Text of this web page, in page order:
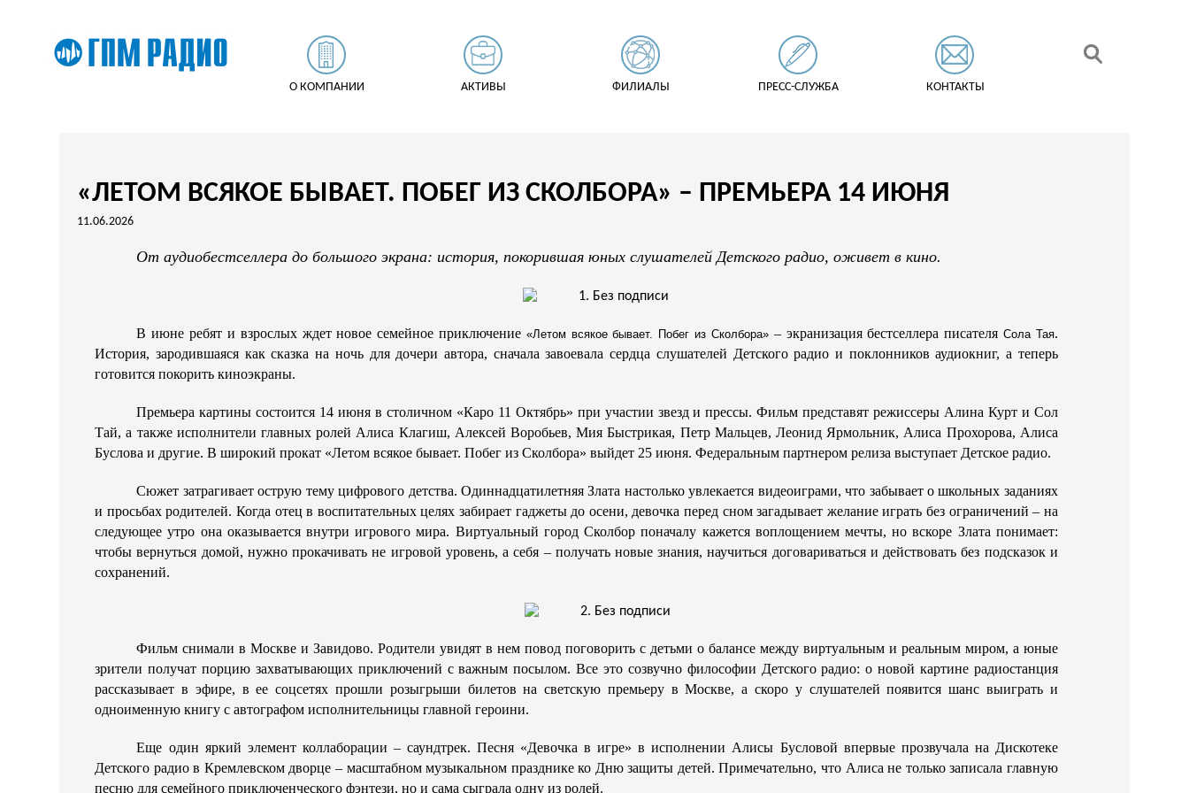
О КОМПАНИИ АКТИВЫ ФИЛИАЛЫ ПРЕСС-СЛУЖБА КОНТАКТЫ
«ЛЕТОМ ВСЯКОЕ БЫВАЕТ. ПОБЕГ ИЗ СКОЛБОРА» – ПРЕМЬЕРА 14 ИЮНЯ
11.06.2026
От аудиобестселлера до большого экрана: история, покорившая юных слушателей Детского радио, оживет в кино.
В июне ребят и взрослых ждет новое семейное приключение «Летом всякое бывает. Побег из Сколбора»– экранизация бестселлера писателяСола Тая.
История, зародившаяся как сказка на ночь для дочери автора, сначала завоевала сердца слушателей Детского радио и поклонников аудиокниг, а теперь
готовится покорить киноэкраны.
Премьера картины состоится 14 июня в столичном «Каро 11 Октябрь» при участии звезд и прессы. Фильм представят режиссеры Алина Курт и Сол
Тай, а также исполнители главных ролей Алиса Клагиш, Алексей Воробьев, Мия Быстрикая, Петр Мальцев, Леонид Ярмольник, Алиса Прохорова, Алиса
Буслова и другие. В широкий прокат «Летом всякое бывает. Побег из Сколбора» выйдет 25 июня. Федеральным партнером релиза выступает Детское радио.
Сюжет затрагивает острую тему цифрового детства. Одиннадцатилетняя Злата настолько увлекается видеоиграми, что забывает о школьных заданиях
и просьбах родителей. Когда отец в воспитательных целях забирает гаджеты до осени, девочка перед сном загадывает желание играть без ограничений – на
следующее утро она оказывается внутри игрового мира. Виртуальный город Сколбор поначалу кажется воплощением мечты, но вскоре Злата понимает:
чтобы вернуться домой, нужно прокачивать не игровой уровень, а себя – получать новые знания, научиться договариваться и действовать без подсказок и
сохранений.
Фильм снимали в Москве и Завидово. Родители увидят в нем повод поговорить с детьми о балансе между виртуальным и реальным миром, а юные
зрители получат порцию захватывающих приключений с важным посылом. Все это созвучно философии Детского радио: о новой картине радиостанция
рассказывает в эфире, в ее соцсетях прошли розыгрыши билетов на светскую премьеру в Москве, а скоро у слушателей появится шанс выиграть и
одноименную книгу с автографом исполнительницы главной героини.
Еще один яркий элемент коллаборации – саундтрек. Песня «Девочка в игре» в исполнении Алисы Бусловой впервые прозвучала на Дискотеке
Детского радио в Кремлевском дворце – масштабном музыкальном празднике ко Дню защиты детей. Примечательно, что Алиса не только записала главную
песню для семейного приключенческого фэнтези, но и сама сыграла одну из ролей.